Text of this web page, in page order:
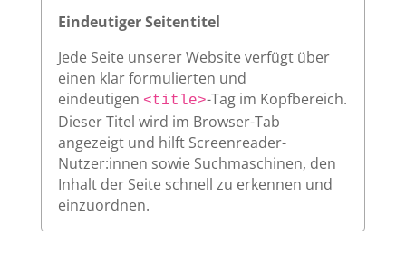
Eindeutiger Seitentitel
Jede Seite unserer Website verfügt über
einen klar formulierten und
eindeutigen <title>-Tag im Kopfbereich.
Dieser Titel wird im Browser-Tab
angezeigt und hilft Screenreader-
Nutzer:innen sowie Suchmaschinen, den
Inhalt der Seite schnell zu erkennen und
einzuordnen.